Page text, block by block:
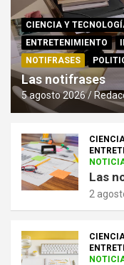
CIENCIA Y
ENTRETENIMIENTO
NOTIFRASES
Las notifrases
5 agosto 2026
Las
2